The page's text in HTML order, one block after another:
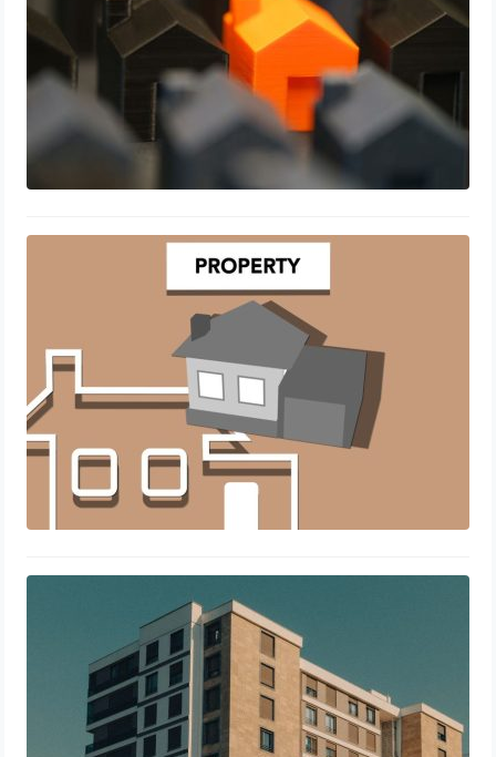
Investir dans l’immobilier locatif : une
stratégie rentable ?
30 juin 2026
seniors : un choix stratégique et
rentable
12 juin 2026